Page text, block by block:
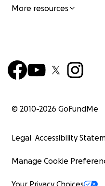
More resources
© 2010-2026 GoFundMe
Legal Accessibility
Manage Cookie
Your Privacy Choices